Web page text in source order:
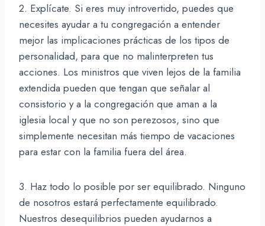
2. Explícate. Si eres muy introvertido, puedes que
necesites ayudar a tu congregación a entender
mejor las implicaciones prácticas de los tipos de
personalidad, para que no malinterpreten tus
acciones. Los ministros que viven lejos de la familia
extendida pueden que tengan que señalar al
consistorio y a la congregación que aman a la
iglesia local y que no son perezosos, sino que
simplemente necesitan más tiempo de vacaciones
para estar con la familia fuera del área.
3. Haz todo lo posible por ser equilibrado. Ninguno
de nosotros estará perfectamente equilibrado.
Nuestros desequilibrios pueden ayudarnos a